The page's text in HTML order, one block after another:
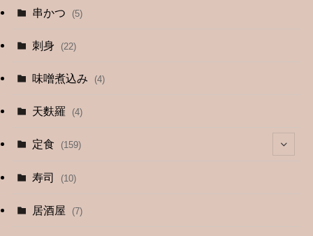
串かつ (5)
刺身 (22)
味噌煮込み (4)
天麩羅 (4)
定食 (159)
(4)
(9)
寿司 (10)
居酒屋 (7)